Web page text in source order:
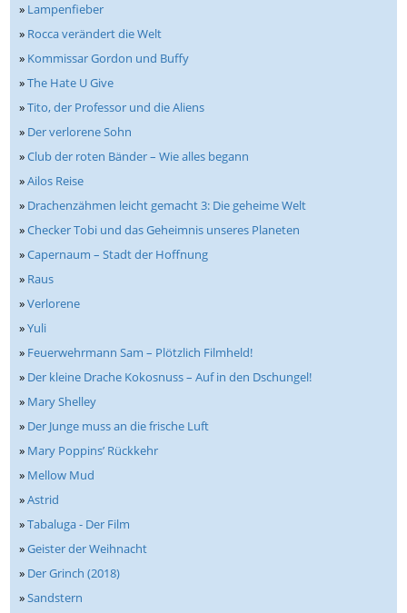
» Lampenfieber
» Rocca verändert die Welt
» Kommissar Gordon und Buffy
»The Hate U Give
»Tito, der Professor und die Aliens
» Der verlorene Sohn
»Club der roten Bänder – Wie alles begann
»Ailos Reise
» Drachenzähmen leicht gemacht 3: Die geheime Welt
»Checker Tobi und das Geheimnis unseres Planeten
»Capernaum – Stadt der Hoffnung
» Raus
»Verlorene
»Yuli
» Feuerwehrmann Sam – Plötzlich Filmheld!
» Der kleine Drache Kokosnuss – Auf in den Dschungel!
» Mary Shelley
» Der Junge muss an die frische Luft
» Mary Poppins’ Rückkehr
» Mellow Mud
»Astrid
»Tabaluga - Der Film
»Geister der Weihnacht
» Der Grinch (2018)
»Sandstern